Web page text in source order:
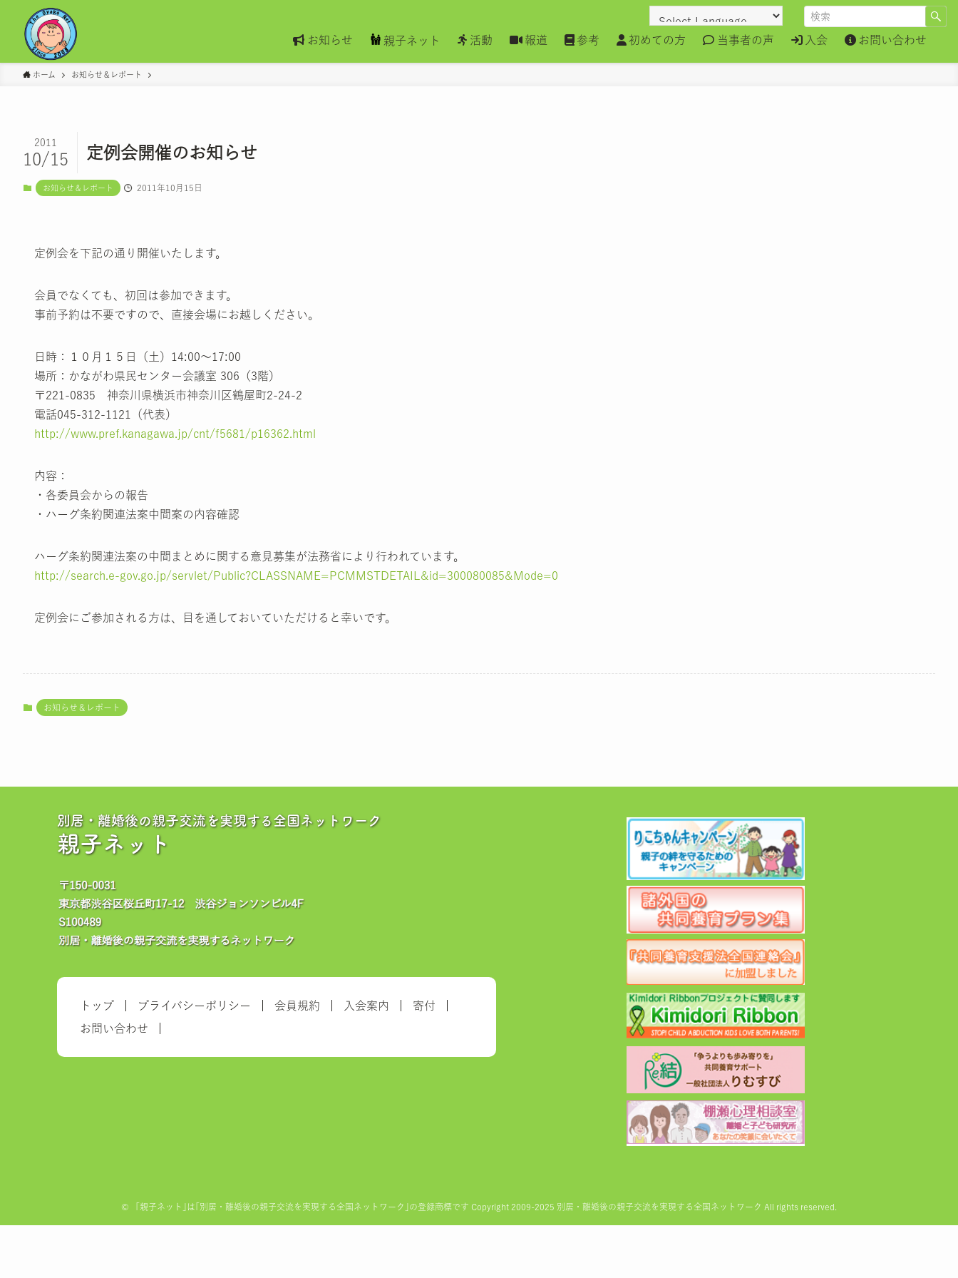
お知らせ 親子ネット 活動 報道 参考 初めての方 当事者の声 入会 お問い合わせ
ホーム お知らせ＆レポート
定例会開催のお知らせ
2011
10/15
お知らせ＆レポート 2011年10月15日
定例会を下記の通り開催いたします。
会員でなくても、初回は参加できます。
事前予約は不要ですので、直接会場にお越しください。
日時：１０月１５日（土）14:00～17:00
場所：かながわ県民センター会議室 306（3階）
〒221-0835 神奈川県横浜市神奈川区鶴屋町2-24-2
電話045-312-1121（代表）
http://www.pref.kanagawa.jp/cnt/f5681/p16362.html
内容：
・各委員会からの報告
・ハーグ条約関連法案中間案の内容確認
ハーグ条約関連法案の中間まとめに関する意見募集が法務省により行われています。
http://search.e-gov.go.jp/servlet/Public?CLASSNAME=PCMMSTDETAIL&id=300080085&Mode=0
定例会にご参加される方は、目を通しておいていただけると幸いです。
お知らせ＆レポート
別居・離婚後の親子交流を実現する全国ネットワーク
親子ネット
トップ プライバシーポリシー 会員規約 入会案内
寄付
お問い合わせ
© 「親子ネット｣は｢別居・離婚後の親子交流を実現する全国ネットワーク｣の登録商標です Copyright 2009-2025 別居・離婚後の親子交流を実現する全国ネットワーク All rights reserved.